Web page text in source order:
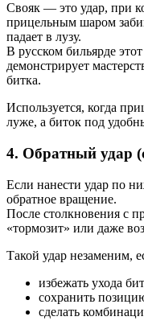
Свояк — это удар, при
прицельным шаром
падает в лузу.
В русском бильярде
демонстрирует
битка.
Используется, когда
луже, а биток под
4. Обратный удар
Если нанести удар по
обратное вращение.
После столкновения с
«тормозит» или даже
Такой удар незаменим,
избежать ухода
сохранить
сделать